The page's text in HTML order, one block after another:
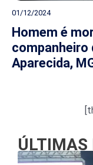
01/12/2024
Homem é
companheiro
Aparecida,
ÚLTIMAS